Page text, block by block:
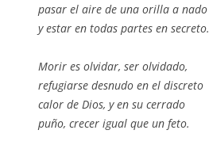
pasar el aire de una orilla a nado
y estar en todas partes en secreto.
Morir es olvidar, ser olvidado,
refugiarse desnudo en el discreto
calor de Dios, y en su cerrado
puño, crecer igual que un feto.